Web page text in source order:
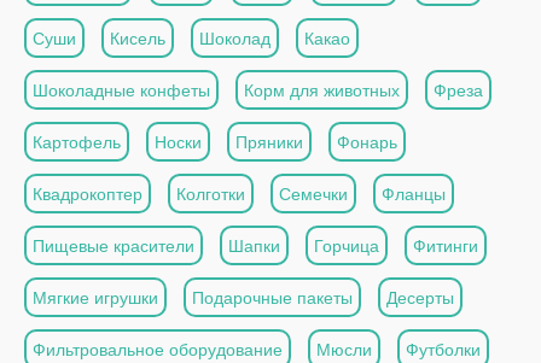
Суши Кисель Шоколад Какао
Шоколадные конфеты Корм для животных Фреза
Картофель Носки Пряники Фонарь
Квадрокоптер Колготки Семечки Фланцы
Пищевые красители Шапки Горчица Фитинги
Мягкие игрушки Подарочные пакеты Десерты
Фильтровальное оборудование Мюсли Футболки